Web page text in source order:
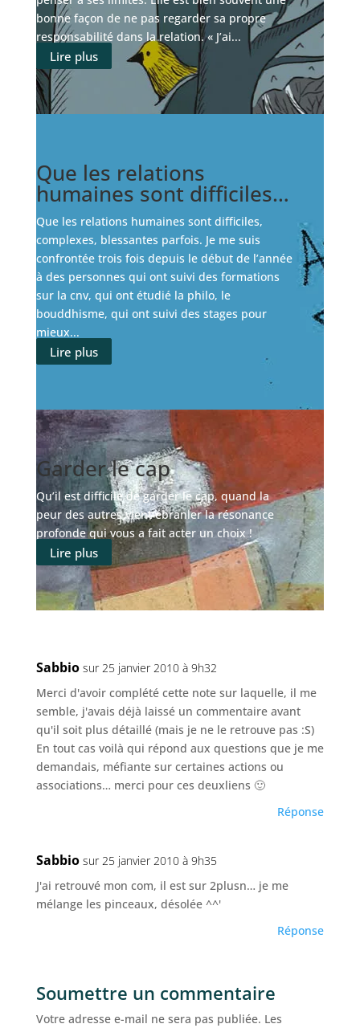
bonne façon de ne pas regarder sa propre
responsabilité dans la relation. « J’ai...
Lire plus
Que les relations
humaines sont difficiles…
Que les relations humaines sont difficiles,
complexes, blessantes parfois. Je me suis
confrontée trois fois depuis le début de l’année
à des personnes qui ont suivi des formations
sur la cnv, qui ont étudié la philo, le
bouddhisme, qui ont suivi des stages pour
mieux...
Lire plus
Garder le cap
Qu’il est difficile de garder le cap, quand la
peur des autres vient ébranler la résonance
profonde qui vous a fait acter un choix !
Lire plus
Sabbio sur 25 janvier 2010 à 9h32
Merci d'avoir complété cette note sur laquelle, il me
semble, j'avais déjà laissé un commentaire avant
qu'il soit plus détaillé (mais je ne le retrouve pas :S)
En tout cas voilà qui répond aux questions que je me
demandais, méfiante sur certaines actions ou
associations… merci pour ces deuxliens 🙂
Réponse
Sabbio sur 25 janvier 2010 à 9h35
J'ai retrouvé mon com, il est sur 2plusn… je me
mélange les pinceaux, désolée ^^'
Réponse
Soumettre un commentaire
Votre adresse e-mail ne sera pas publiée. Les